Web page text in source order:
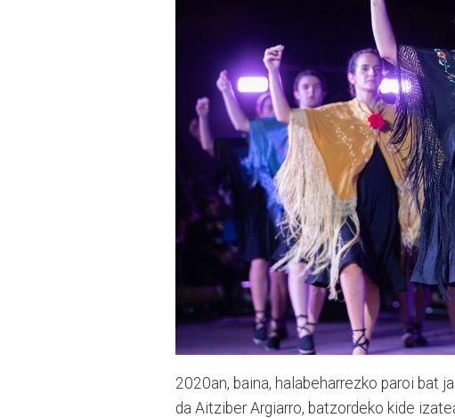
2020an, baina, halabeharrezko paroi bat
da Aitziber Argiarro, batzordeko kide